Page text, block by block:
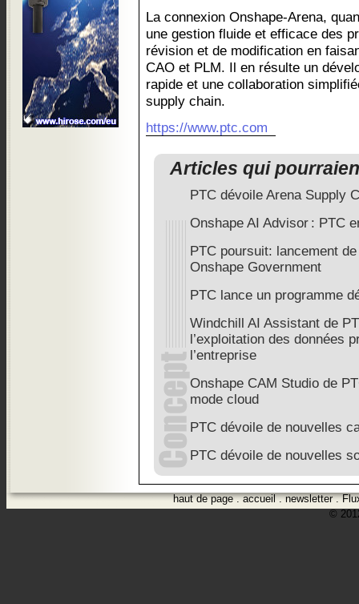
La connexion Onshape-Arena,
une gestion fluide et efficace des
révision et de modification en
CAO et PLM. Il en résulte un
rapide et une collaboration
supply chain.
https://www.ptc.com
Articles qui
PTC dévoile Arena Supply
Onshape AI Advisor : PTC
PTC poursuit: lancement
Onshape Government
PTC lance un programme
Windchill AI Assistant de
l’exploitation des données
l’entreprise
Onshape CAM Studio de
mode cloud
PTC dévoile de nouvelles
PTC dévoile de nouvelles
haut de page.accueil.newsletter.
©